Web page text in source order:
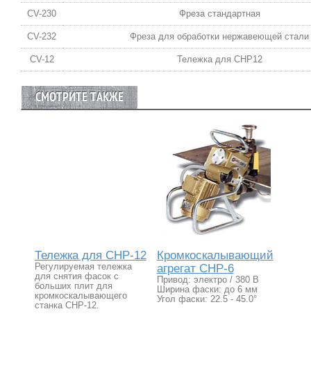
CV-230 Фреза стандартная
CV-232 Фреза для обработки нержавеющей стали
CV-12 Тележка для СНР12
СМОТРИТЕ ТАКЖЕ
Тележка для СНР-12
Регулируемая тележка
для снятия фасок с
больших плит для
кромкоскалывающего
станка СНР-12.
Кромкоскалывающий
агрегат CHP-6
Привод: электро / 380 В
Ширина фаски: до 6 мм
Угол фаски: 22.5 - 45.0°